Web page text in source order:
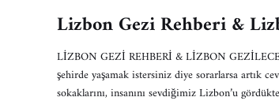
Lizbon Gezi Rehberi &
LİZBON GEZİ REHBERİ & LİZBON
şehirde yaşamak istersiniz diye sorarlarsa artık
sokaklarını, insanını sevdiğimiz Lizbon’u